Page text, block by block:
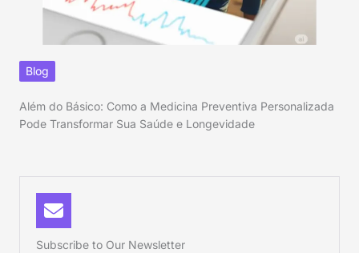
Blog
Além do Básico: Como a Medicina Preventiva Personalizada
Pode Transformar Sua Saúde e Longevidade
Subscribe to Our Newsletter